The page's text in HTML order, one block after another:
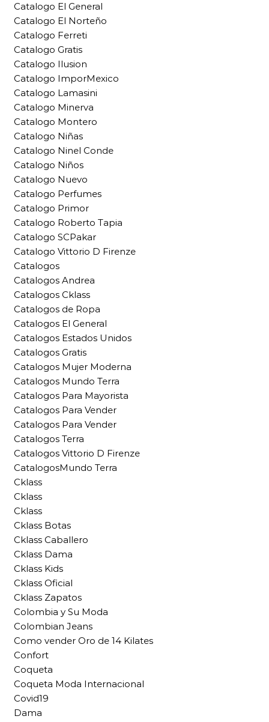
Catalogo El General
Catalogo El Norteño
Catalogo Ferreti
Catalogo Gratis
Catalogo Ilusion
Catalogo ImporMexico
Catalogo Lamasini
Catalogo Minerva
Catalogo Montero
Catalogo Niñas
Catalogo Ninel Conde
Catalogo Niños
Catalogo Nuevo
Catalogo Perfumes
Catalogo Primor
Catalogo Roberto Tapia
Catalogo SCPakar
Catalogo Vittorio D Firenze
Catalogos
Catalogos Andrea
Catalogos Cklass
Catalogos de Ropa
Catalogos El General
Catalogos Estados Unidos
Catalogos Gratis
Catalogos Mujer Moderna
Catalogos Mundo Terra
Catalogos Para Mayorista
Catalogos Para Vender
Catalogos Para Vender
Catalogos Terra
Catalogos Vittorio D Firenze
CatalogosMundo Terra
Cklass
Cklass
Cklass
Cklass Botas
Cklass Caballero
Cklass Dama
Cklass Kids
Cklass Oficial
Cklass Zapatos
Colombia y Su Moda
Colombian Jeans
Como vender Oro de 14 Kilates
Confort
Coqueta
Coqueta Moda Internacional
Covid19
Dama